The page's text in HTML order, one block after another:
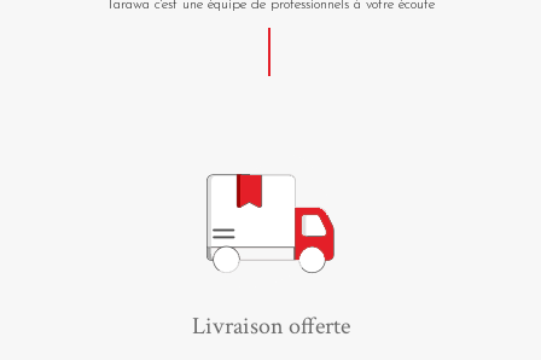
Tarawa c'est une équipe de professionnels à votre écoute
Livraison offerte